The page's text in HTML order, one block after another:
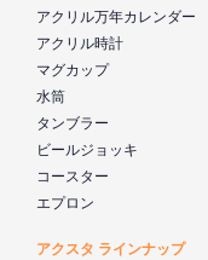
アクリル万年カレンダー
アクリル時計
マグカップ
水筒
タンブラー
ビールジョッキ
コースター
エプロン
アクスタ ラインナップ